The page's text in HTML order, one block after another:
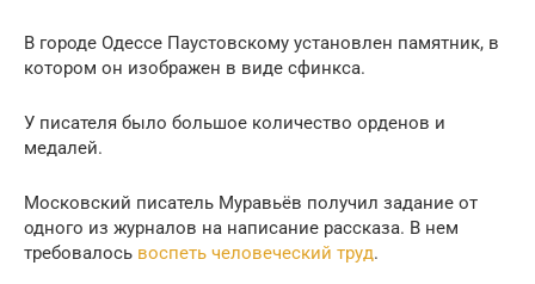
В городе Одессе Паустовскому установлен памятник, в
котором он изображен в виде сфинкса.
У писателя было большое количество орденов и
медалей.
Московский писатель Муравьёв получил задание от
одного из журналов на написание рассказа. В нем
требовалось воспеть человеческий труд.